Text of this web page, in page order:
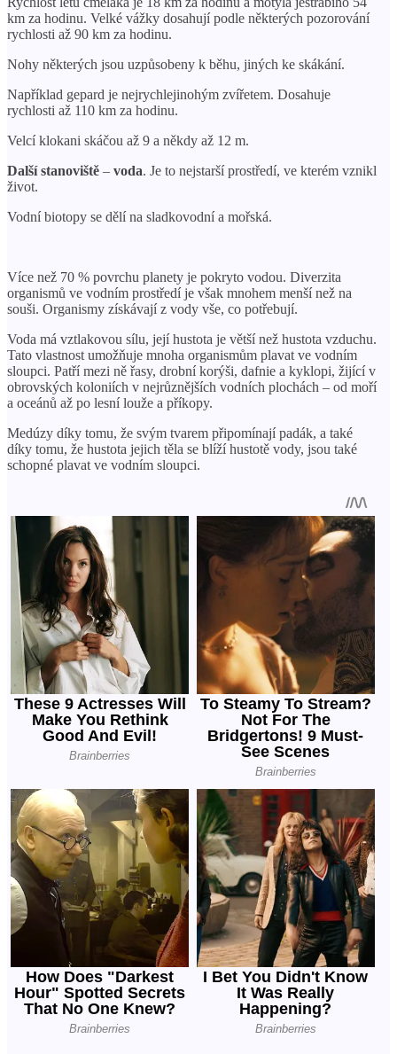
km za hodinu. Velké vážky dosahují podle některých pozorování
rychlosti až 90 km za hodinu.
Nohy některých jsou uzpůsobeny k běhu, jiných ke skákání.
Například gepard je nejrychlejinohým zvířetem. Dosahuje
rychlosti až 110 km za hodinu.
Velcí klokani skáčou až 9 a někdy až 12 m.
Další stanoviště – voda. Je to nejstarší prostředí, ve kterém vznikl
život.
Vodní biotopy se dělí na sladkovodní a mořská.
Více než 70 % povrchu planety je pokryto vodou. Diverzita
organismů ve vodním prostředí je však mnohem menší než na
souši. Organismy získávají z vody vše, co potřebují.
Voda má vztlakovou sílu, její hustota je větší než hustota vzduchu.
Tato vlastnost umožňuje mnoha organismům plavat ve vodním
sloupci. Patří mezi ně řasy, drobní korýši, dafnie a kyklopi, žijící v
obrovských koloniích v nejrůznějších vodních plochách – od moří
a oceánů až po lesní louže a příkopy.
Medúzy díky tomu, že svým tvarem připomínají padák, a také
díky tomu, že hustota jejich těla se blíží hustotě vody, jsou také
schopné plavat ve vodním sloupci.